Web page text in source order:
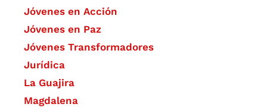
Jóvenes en Acción
Jóvenes en Paz
Jóvenes Transformadores
Jurídica
La Guajira
Magdalena